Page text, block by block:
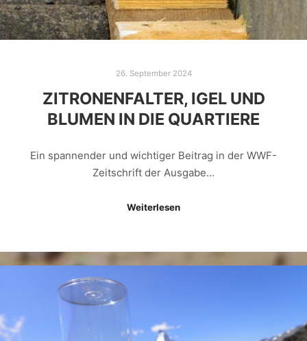
26. September 2024
ZITRONENFALTER, IGEL UND
BLUMEN IN DIE QUARTIERE
Ein spannender und wichtiger Beitrag in der WWF-
Zeitschrift der Ausgabe…
Weiterlesen